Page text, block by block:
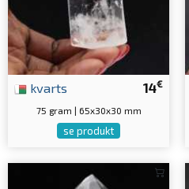
14€
kvarts
75 gram | 65x30x30 mm
se produkt